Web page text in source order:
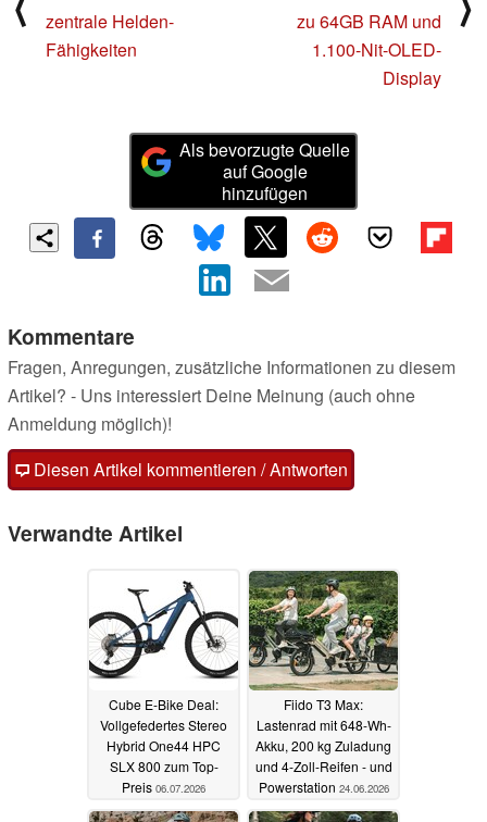
zentrale Helden-
Fähigkeiten
zu 64GB RAM und
1.100-Nit-OLED-
Display
Als bevorzugte Quelle
auf Google
hinzufügen
Kommentare
Fragen, Anregungen, zusätzliche Informationen zu diesem
Artikel? - Uns interessiert Deine Meinung (auch ohne
Anmeldung möglich)!
Diesen Artikel kommentieren / Antworten
Verwandte Artikel
Cube E-Bike Deal:
Vollgefedertes Stereo
Hybrid One44 HPC
SLX 800 zum Top-
Preis 06.07.2026
Fiido T3 Max:
Lastenrad mit 648-Wh-
Akku, 200 kg Zuladung
und 4-Zoll-Reifen - und
Powerstation 24.06.2026